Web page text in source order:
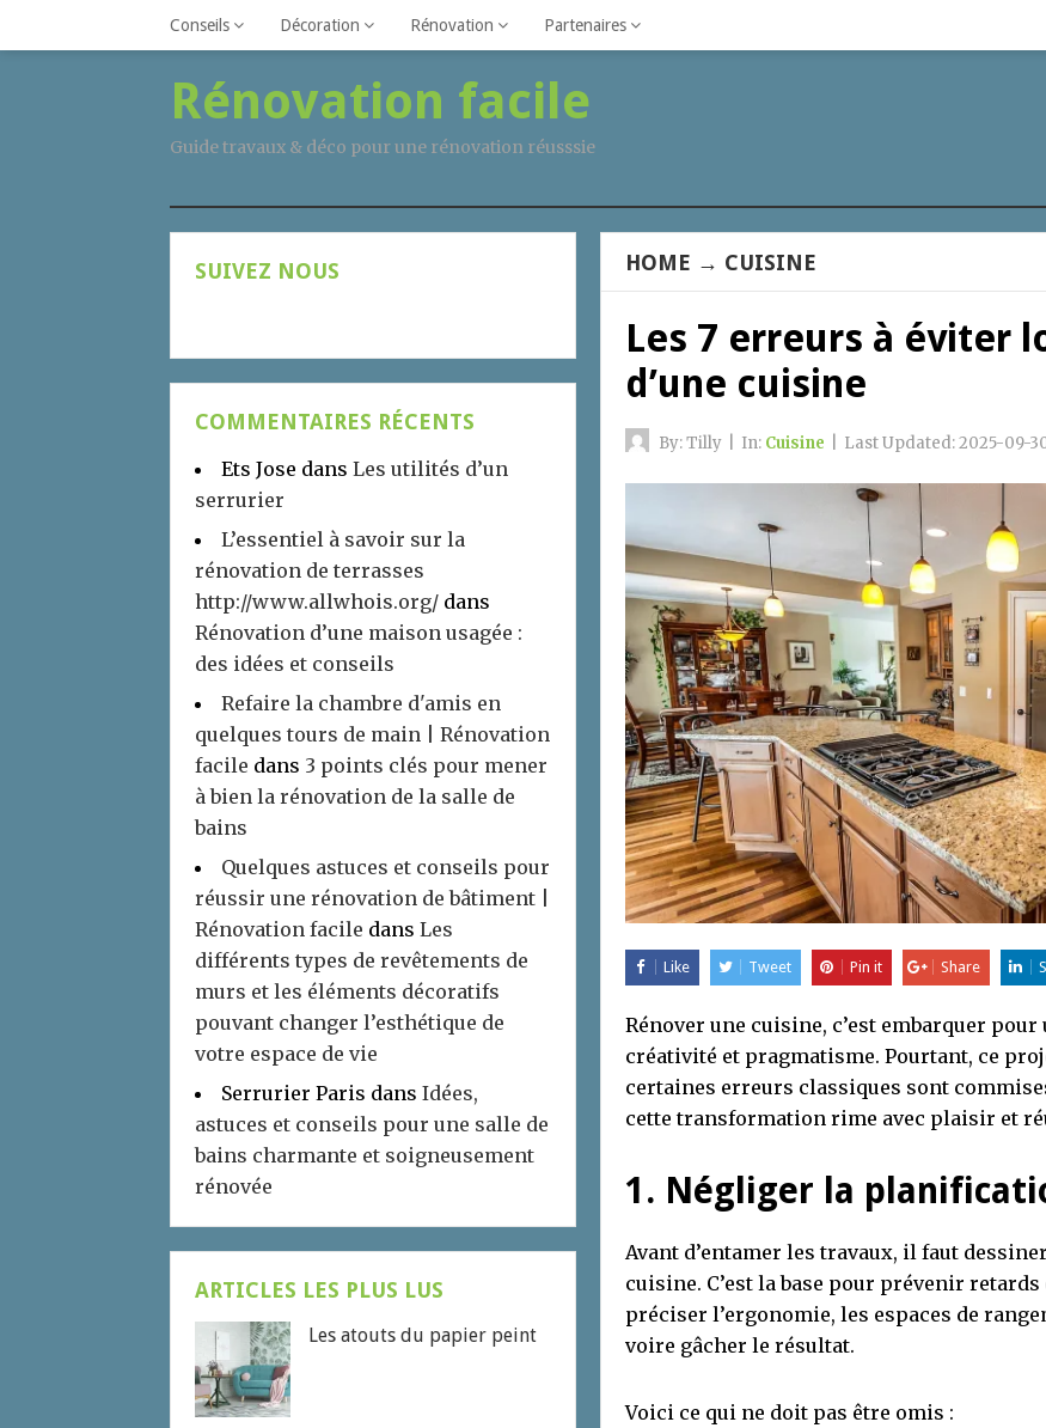
Conseils Décoration Rénovation Partenaires
Rénovation facile
Guide travaux & déco pour une rénovation réusssie
HOME → CUISINE
Les 7 erreurs à éviter
d’une cuisine
By:Tilly In: Cuisine Last Updated:2025-09-
Like Tweet Pin it Share
Rénover une cuisine, c’est embarquer
créativité et pragmatisme. Pourtant, ce
certaines erreurs classiques sont
cette transformation rime avec plaisir et
1. Négliger la
Avant d’entamer les travaux, il faut
cuisine. C’est la base pour prévenir
préciser l’ergonomie, les espaces de
voire gâcher le résultat.
Voici ce qui ne doit pas être omis :
SUIVEZ NOUS
COMMENTAIRES RÉCENTS
Ets Jose dans Les utilités d’un
serrurier
L’essentiel à savoir sur la
rénovation de terrasses
http://www.allwhois.org/ dans
Rénovation d’une maison usagée :
des idées et conseils
Refaire la chambre d'amis en
quelques tours de main | Rénovation
facile dans 3 points clés pour mener
à bien la rénovation de la salle de
bains
Quelques astuces et conseils pour
réussir une rénovation de bâtiment |
Rénovation facile dans Les
différents types de revêtements de
murs et les éléments décoratifs
pouvant changer l’esthétique de
votre espace de vie
Serrurier Paris dans Idées,
astuces et conseils pour une salle de
bains charmante et soigneusement
rénovée
ARTICLES LES PLUS LUS
Les atouts du papier peint